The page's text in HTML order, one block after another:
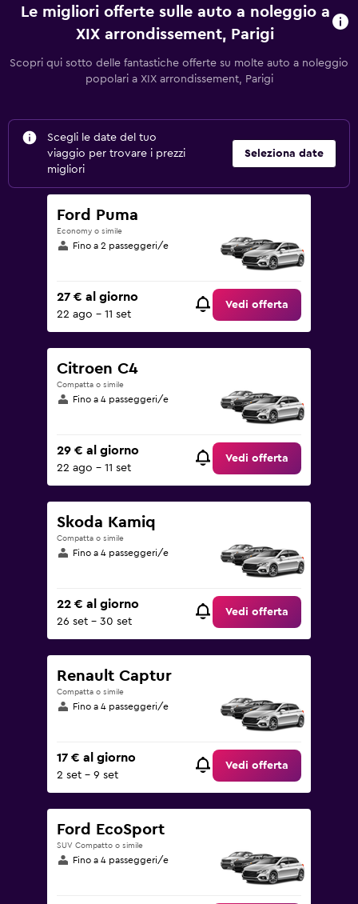
Le migliori offerte sulle auto a noleggio a
XIX arrondissement, Parigi
Scopri qui sotto delle fantastiche offerte su molte auto a noleggio
popolari a XIX arrondissement, Parigi
Scegli le date del tuo
viaggio per trovare i prezzi
migliori
Seleziona date
Ford Puma
Economy o simile
Fino a 2 passeggeri/e
27 € al giorno
22 ago - 11 set
Vedi offerta
Citroen C4
Compatta o simile
Fino a 4 passeggeri/e
29 € al giorno
22 ago - 11 set
Vedi offerta
Skoda Kamiq
Compatta o simile
Fino a 4 passeggeri/e
22 € al giorno
26 set - 30 set
Vedi offerta
Renault Captur
Compatta o simile
Fino a 4 passeggeri/e
17 € al giorno
2 set - 9 set
Vedi offerta
Ford EcoSport
SUV Compatto o simile
Fino a 4 passeggeri/e